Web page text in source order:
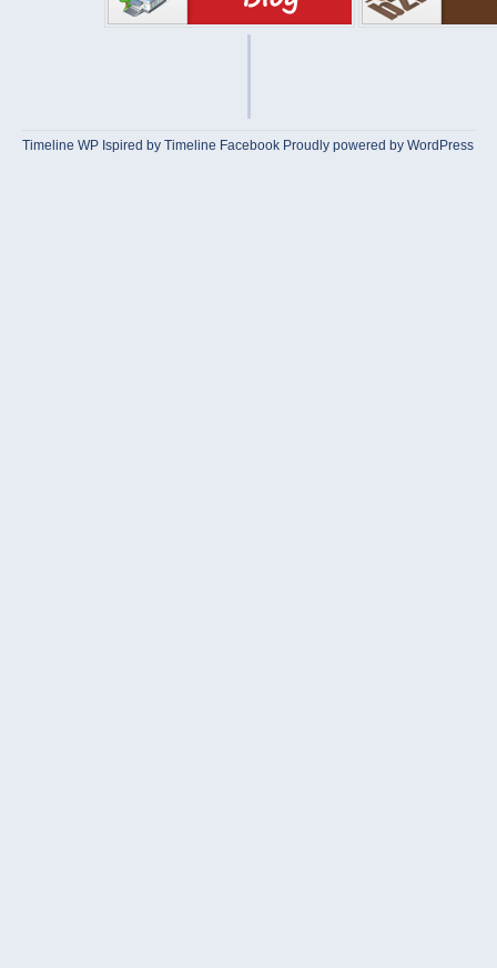
Timeline WP Ispired byTimeline Facebook Proudly powered by WordPress